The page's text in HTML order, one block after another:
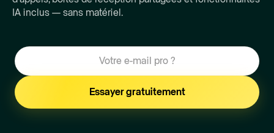
IA inclus — sans matériel.